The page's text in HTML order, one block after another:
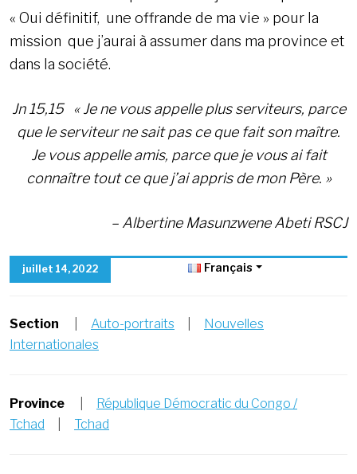
« Oui définitif, une offrande de ma vie » pour la
mission que j’aurai à assumer dans ma province et
dans la société.
Jn 15,15 « Je ne vous appelle plus serviteurs, parce
que le serviteur ne sait pas ce que fait son maître.
Je vous appelle amis, parce que je vous ai fait
connaître tout ce que j’ai appris de mon Père. »
– Albertine Masunzwene Abeti RSCJ
juillet 14, 2022 Français
Section Auto-portraits
Nouvelles
Internationales
Province
République Démocratic du Congo /
Tchad
Tchad